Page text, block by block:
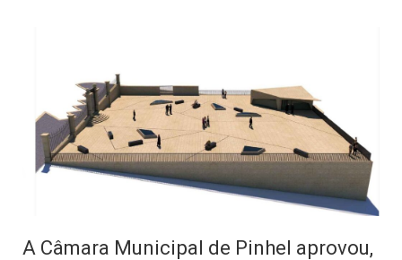
A Câmara Municipal de Pinhel aprovou,